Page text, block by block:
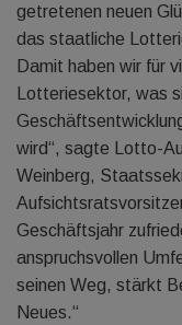
getretenen neuen
das staatliche
Damit haben wir für
Lotteriesektor, was
wird“, sagte Lotto-
Weinberg,
Geschäftsjahr
anspruchsvollen
seinen Weg, stärkt
Neues.“